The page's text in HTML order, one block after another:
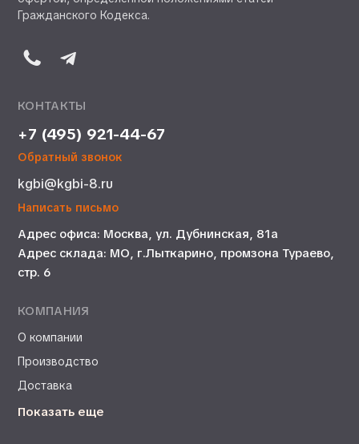
Гражданского Кодекса.
КОНТАКТЫ
+7 (495) 921-44-67
Обратный звонок
kgbi@kgbi-8.ru
Написать письмо
Адрес офиса: Москва, ул. Дубнинская, 81а
Адрес склада: МО, г.Лыткарино, промзона Тураево,
стр. 6
КОМПАНИЯ
О компании
Производство
Доставка
Показать еще